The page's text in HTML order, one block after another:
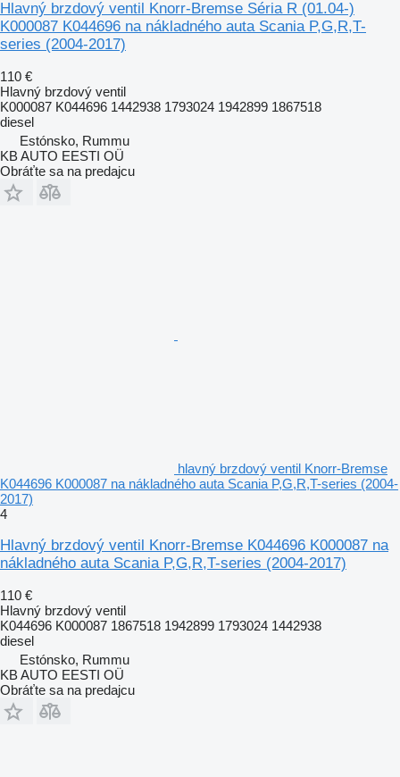
Hlavný brzdový ventil Knorr-Bremse Séria R (01.04-)
K000087 K044696 na nákladného auta Scania P,G,R,T-
series (2004-2017)
110 €
Hlavný brzdový ventil
K000087 K044696 1442938 1793024 1942899 1867518
diesel
Estónsko, Rummu
KB AUTO EESTI OÜ
Obráťte sa na predajcu
hlavný brzdový ventil Knorr-Bremse
K044696 K000087 na nákladného auta Scania P,G,R,T-series (2004-
2017)
4
Hlavný brzdový ventil Knorr-Bremse K044696 K000087 na
nákladného auta Scania P,G,R,T-series (2004-2017)
110 €
Hlavný brzdový ventil
K044696 K000087 1867518 1942899 1793024 1442938
diesel
Estónsko, Rummu
KB AUTO EESTI OÜ
Obráťte sa na predajcu